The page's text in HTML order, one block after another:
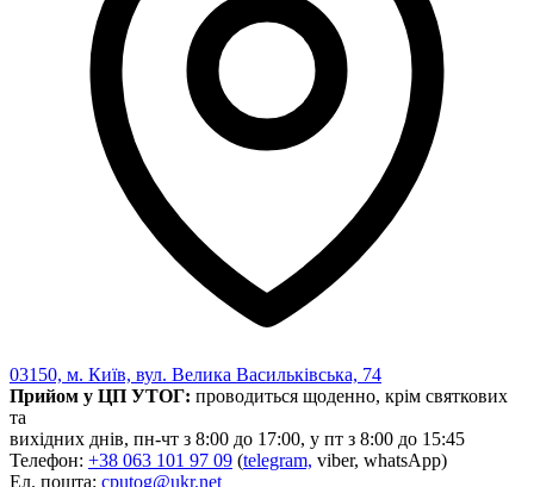
Тернопільська область
Харківська область
Херсонська область
Хмельницька область
Черкаська область
Чернівецька область
Чернігівська область
Особи відповідальні за контактування з
питань укладення договорів
Вивчаємо жестову мову
ЦУЖМ
Проєкт "Жестова мова для поліцейських"
ВІКТОРИНА
На допомогу військовим
03150, м. Київ, вул. Велика Васильківська, 74
Прийом у ЦП УТОГ: проводиться щоденно, крім святкових
та
вихідних днів, пн-чт з 8:00 до 17:00, у пт з 8:00 до 15:45
Телефон: +38 063 101 97 09 (telegram, viber, whatsApp)
Ел. пошта: cputog@ukr.net